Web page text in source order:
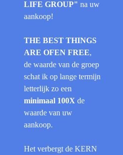
LIFE GROUP" na uw
aankoop!
THE BEST THINGS
ARE OFEN FREE,
de waarde van de groep
schat ik op lange termijn
letterlijk zo een
minimaal 100X de
waarde van uw
aankoop.
Het verbergt de KERN